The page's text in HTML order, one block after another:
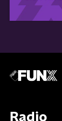
Radio